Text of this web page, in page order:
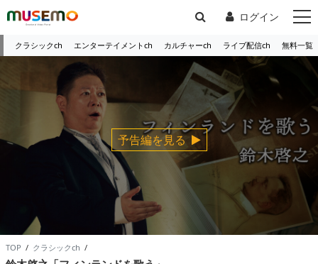
ログイン
クラシックch エンターテイメントch カルチャーch ライブ配信ch 無料一覧
予告編を見る
TOP / クラシックch /